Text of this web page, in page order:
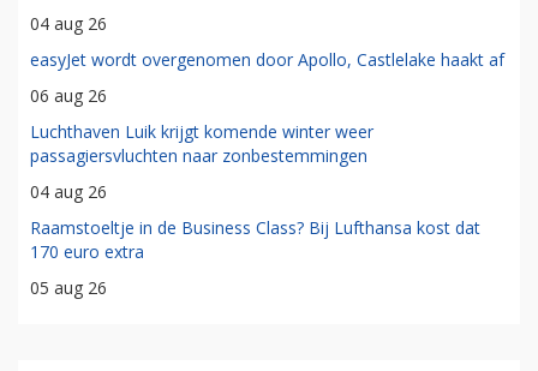
04 aug 26
easyJet wordt overgenomen door Apollo, Castlelake haakt af
06 aug 26
Luchthaven Luik krijgt komende winter weer
passagiersvluchten naar zonbestemmingen
04 aug 26
Raamstoeltje in de Business Class? Bij Lufthansa kost dat
170 euro extra
05 aug 26